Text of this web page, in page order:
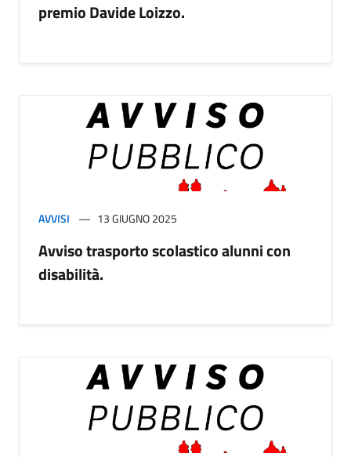
premio Davide Loizzo.
AVVISI 13 GIUGNO 2025
Avviso trasporto scolastico alunni con
disabilità.